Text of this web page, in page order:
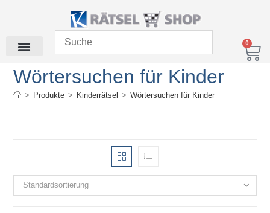
0
Wörtersuchen für Kinder
> Produkte > Kinderrätsel > Wörtersuchen für Kinder
Standardsortierung